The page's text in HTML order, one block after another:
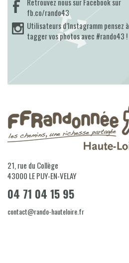
fb.co/rando43
Utilisateurs d’Instagramm pensez à
tagger vos photos avec #rando43 !
21, rue du Collège
43000 LE PUY-EN-VELAY
04 71 04 15 95
contact@rando-hauteloire.fr